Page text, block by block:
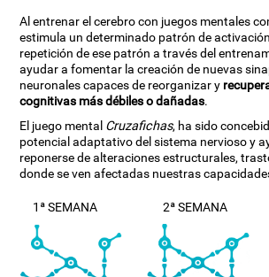
Al entrenar el cerebro con juegos mentales
estimula un determinado patrón de
repetición de ese patrón a través del
ayudar a fomentar la creación de nuevas
neuronales capaces de reorganizar y
cognitivas más débiles o dañadas.
El juego mental Cruzafichas, ha sido
potencial adaptativo del sistema nervioso y
reponerse de alteraciones estructurales,
donde se ven afectadas nuestras
1ª SEMANA 2ª SEMANA